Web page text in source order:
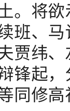
。将
班、
贾纬
锋起
同修